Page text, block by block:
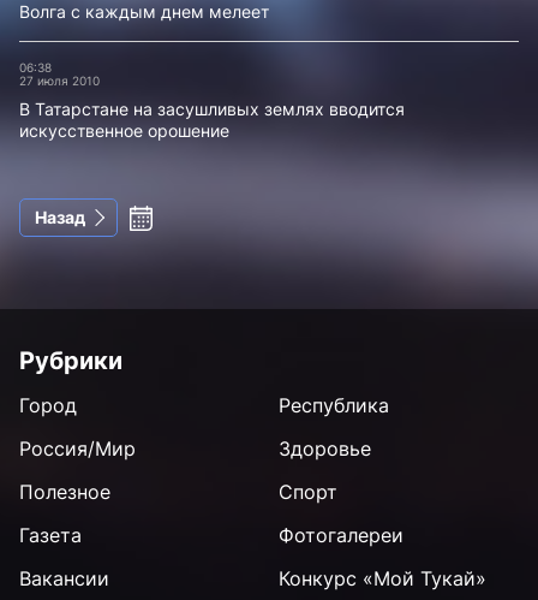
Волга с каждым днем мелеет
06:38
27 июля 2010
В Татарстане на засушливых землях вводится
искусственное орошение
Назад
Рубрики
Город
Республика
Россия/Мир
Здоровье
Полезное
Спорт
Газета
Фотогалереи
Вакансии
Конкурс «Мой Тукай»